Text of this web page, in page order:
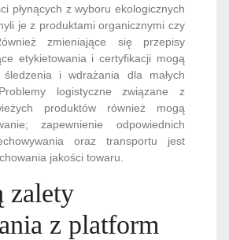
płynących z wyboru ekologicznych
je z produktami organicznymi czy
zmieniające się przepisy
etykietowania i certyfikacji mogą
i wdrażania dla małych
logistyczne związane z
produktów również mogą
zapewnienie odpowiednich
oraz transportu jest
jakości towaru.
zalety
z platform